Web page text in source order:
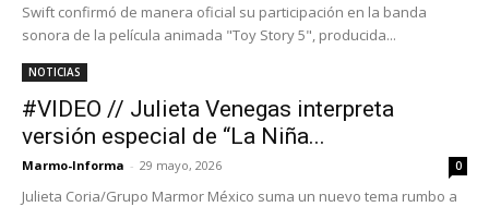
Swift confirmó de manera oficial su participación en la banda
sonora de la película animada "Toy Story 5", producida...
NOTICIAS
#VIDEO // Julieta Venegas interpreta
versión especial de “La Niña...
Marmo-Informa - 29 mayo, 2026 0
Julieta Coria/Grupo Marmor México suma un nuevo tema rumbo a